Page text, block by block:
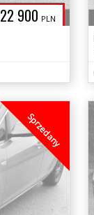
22 900 PLN
Sprzedany